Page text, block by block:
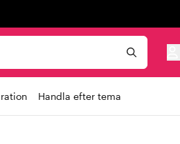
Handla efter tema